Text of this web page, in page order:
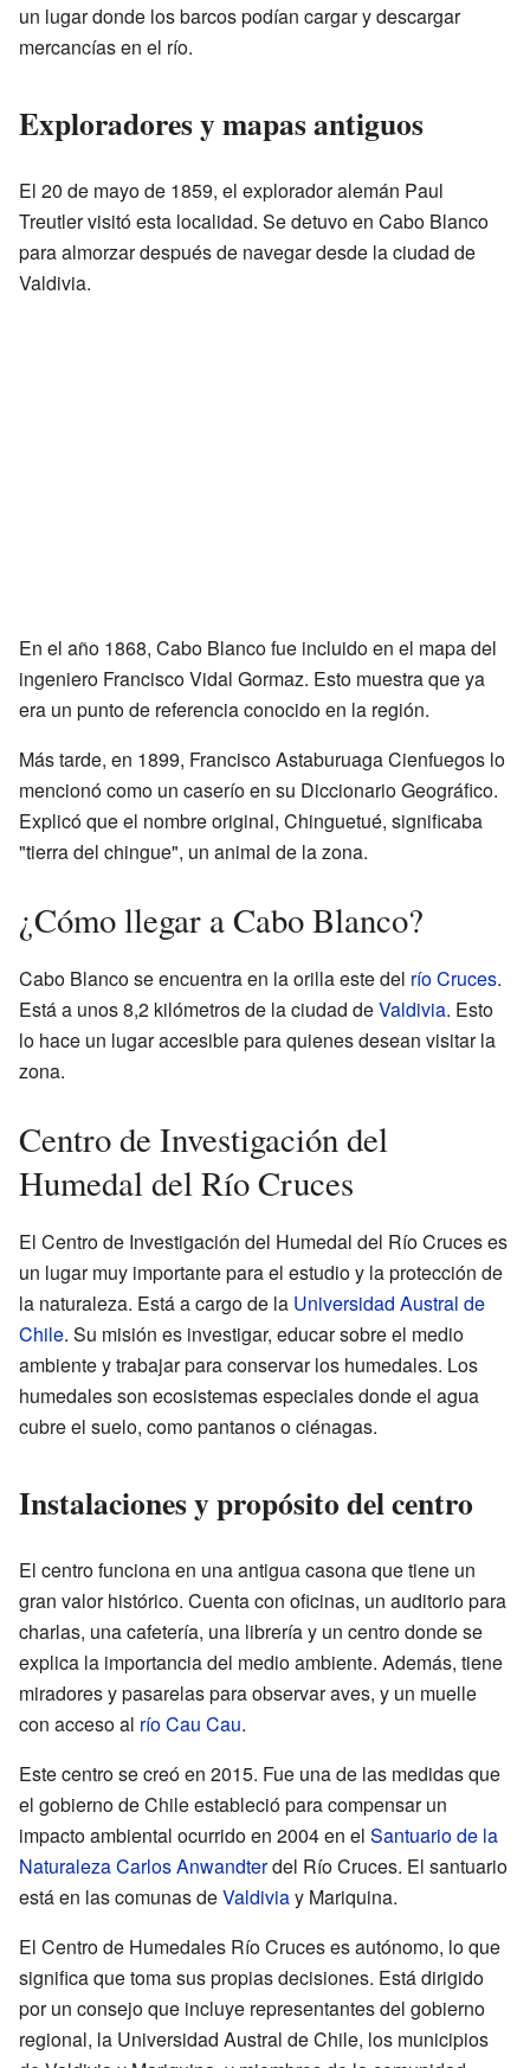
un lugar donde los barcos podían cargar y descargar
mercancías en el río.
Exploradores y mapas antiguos
El 20 de mayo de 1859, el explorador alemán Paul
Treutler visitó esta localidad. Se detuvo en Cabo Blanco
para almorzar después de navegar desde la ciudad de
Valdivia.
En el año 1868, Cabo Blanco fue incluido en el mapa del
ingeniero Francisco Vidal Gormaz. Esto muestra que ya
era un punto de referencia conocido en la región.
Más tarde, en 1899, Francisco Astaburuaga Cienfuegos lo
mencionó como un caserío en su Diccionario Geográfico.
Explicó que el nombre original, Chinguetué, significaba
"tierra del chingue", un animal de la zona.
¿Cómo llegar a Cabo Blanco?
Cabo Blanco se encuentra en la orilla este del río Cruces.
Está a unos 8,2 kilómetros de la ciudad deValdivia. Esto
lo hace un lugar accesible para quienes desean visitar la
zona.
Centro de Investigación del
Humedal del Río Cruces
El Centro de Investigación del Humedal del Río Cruces es
un lugar muy importante para el estudio y la protección de
la naturaleza. Está a cargo de la Universidad Austral de
Chile. Su misión es investigar, educar sobre el medio
ambiente y trabajar para conservar los humedales. Los
humedales son ecosistemas especiales donde el agua
cubre el suelo, como pantanos o ciénagas.
Instalaciones y propósito del centro
El centro funciona en una antigua casona que tiene un
gran valor histórico. Cuenta con oficinas, un auditorio para
charlas, una cafetería, una librería y un centro donde se
explica la importancia del medio ambiente. Además, tiene
miradores y pasarelas para observar aves, y un muelle
con acceso al río Cau Cau.
Este centro se creó en 2015. Fue una de las medidas que
el gobierno de Chile estableció para compensar un
impacto ambiental ocurrido en 2004 en el Santuario de la
Naturaleza Carlos Anwandterdel Río Cruces. El santuario
está en las comunas deValdiviay Mariquina.
El Centro de Humedales Río Cruces es autónomo, lo que
significa que toma sus propias decisiones. Está dirigido
por un consejo que incluye representantes del gobierno
regional, la Universidad Austral de Chile, los municipios